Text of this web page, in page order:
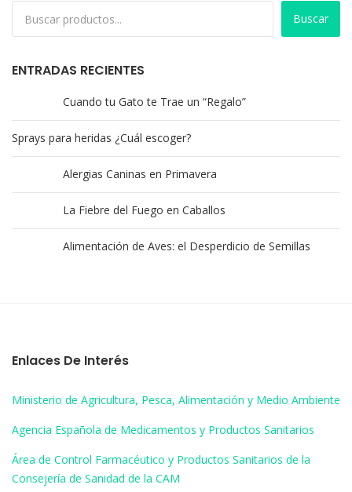
Buscar
ENTRADAS RECIENTES
Cuando tu Gato te Trae un “Regalo”
Sprays para heridas ¿Cuál escoger?
Alergias Caninas en Primavera
La Fiebre del Fuego en Caballos
Alimentación de Aves: el Desperdicio de Semillas
Enlaces De Interés
Ministerio de Agricultura, Pesca, Alimentación y Medio Ambiente
Agencia Española de Medicamentos y Productos Sanitarios
Área de Control Farmacéutico y Productos Sanitarios de la
Consejería de Sanidad de la CAM